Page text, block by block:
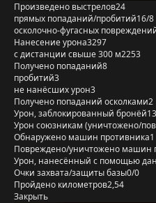
Произведено выстрелов24
прямых попаданий/пробитий16/8
осколочно-фугасных
Нанесение урона3297
с дистанции свыше 300 м2253
Получено попаданий8
пробитий3
не нанёсших урон3
Получено попаданий осколками2
Урон, заблокированный бронёй
Урон союзникам (уничтожено/
Обнаружено машин противника1
Повреждено/уничтожено машин
Урон, нанесённый с помощью
Очки захвата/защиты базы0/0
Пройдено километров2,54
Закрыть